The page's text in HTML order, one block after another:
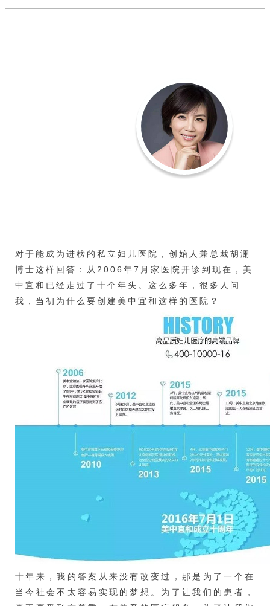
对于能成为进榜的私立妇儿医院，创始人兼总裁胡澜
博士这样回答： 从2006年7月家医院开诊到现在，美
中宜和已经走过了十个年头。这么多年，很多人问
我，当初为什么要创建美中宜和这样的医院？
十年来，我的答案从来没有改变过，那是为了一个在
当今社会不太容易实现的梦想。为了让我们的患者，